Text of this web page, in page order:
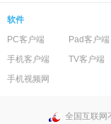
软件
PC客户端
Pad客户端
手机客户端
TV客户端
手机视频网
全国互联网